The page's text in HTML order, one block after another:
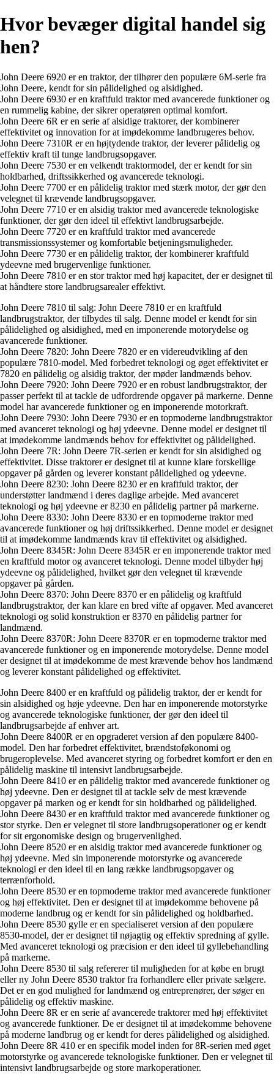
Hvor bevæger digital handel sig
hen?
John Deere 6920 er en traktor, der tilhører den populære 6M-serie fra
John Deere, kendt for sin pålidelighed og alsidighed.
John Deere 6930 er en kraftfuld traktor med avancerede funktioner og
en rummelig kabine, der sikrer operatøren optimal komfort.
John Deere 6R er en serie af alsidige traktorer, der kombinerer
effektivitet og innovation for at imødekomme landbrugeres behov.
John Deere 7310R er en højtydende traktor, der leverer pålidelig og
effektiv kraft til tunge landbrugsopgaver.
John Deere 7530 er en velkendt traktormodel, der er kendt for sin
holdbarhed, driftssikkerhed og avancerede teknologi.
John Deere 7700 er en pålidelig traktor med stærk motor, der gør den
velegnet til krævende landbrugsopgaver.
John Deere 7710 er en alsidig traktor med avancerede teknologiske
funktioner, der gør den ideel til effektivt landbrugsarbejde.
John Deere 7720 er en kraftfuld traktor med avancerede
transmissionssystemer og komfortable betjeningsmuligheder.
John Deere 7730 er en pålidelig traktor, der kombinerer kraftfuld
ydeevne med brugervenlige funktioner.
John Deere 7810 er en stor traktor med høj kapacitet, der er designet til
at håndtere store landbrugsarealer effektivt.
John Deere 7810 til salg: John Deere 7810 er en kraftfuld
landbrugstraktor, der tilbydes til salg. Denne model er kendt for sin
pålidelighed og alsidighed, med en imponerende motorydelse og
avancerede funktioner.
John Deere 7820: John Deere 7820 er en videreudvikling af den
populære 7810-model. Med forbedret teknologi og øget effektivitet er
7820 en pålidelig og alsidig traktor, der møder landmænds behov.
John Deere 7920: John Deere 7920 er en robust landbrugstraktor, der
passer perfekt til at tackle de udfordrende opgaver på markerne. Denne
model har avancerede funktioner og en imponerende motorkraft.
John Deere 7930: John Deere 7930 er en topmoderne landbrugstraktor
med avanceret teknologi og høj ydeevne. Denne model er designet til
at imødekomme landmænds behov for effektivitet og pålidelighed.
John Deere 7R: John Deere 7R-serien er kendt for sin alsidighed og
effektivitet. Disse traktorer er designet til at kunne klare forskellige
opgaver på gården og leverer konstant pålidelighed og ydeevne.
John Deere 8230: John Deere 8230 er en kraftfuld traktor, der
understøtter landmænd i deres daglige arbejde. Med avanceret
teknologi og høj ydeevne er 8230 en pålidelig partner på markerne.
John Deere 8330: John Deere 8330 er en topmoderne traktor med
avancerede funktioner og høj driftssikkerhed. Denne model er designet
til at imødekomme landmænds krav til effektivitet og alsidighed.
John Deere 8345R: John Deere 8345R er en imponerende traktor med
en kraftfuld motor og avanceret teknologi. Denne model tilbyder høj
ydeevne og pålidelighed, hvilket gør den velegnet til krævende
opgaver på gården.
John Deere 8370: John Deere 8370 er en pålidelig og kraftfuld
landbrugstraktor, der kan klare en bred vifte af opgaver. Med avanceret
teknologi og solid konstruktion er 8370 en pålidelig partner for
landmænd.
John Deere 8370R: John Deere 8370R er en topmoderne traktor med
avancerede funktioner og en imponerende motorydelse. Denne model
er designet til at imødekomme de mest krævende behov hos landmænd
og leverer konstant pålidelighed og effektivitet.
John Deere 8400 er en kraftfuld og pålidelig traktor, der er kendt for
sin alsidighed og høje ydeevne. Den har en imponerende motorstyrke
og avancerede teknologiske funktioner, der gør den ideel til
landbrugsarbejde af enhver art.
John Deere 8400R er en opgraderet version af den populære 8400-
model. Den har forbedret effektivitet, brændstoføkonomi og
brugeroplevelse. Med avanceret styring og forbedret komfort er den en
pålidelig maskine til intensivt landbrugsarbejde.
John Deere 8410 er en pålidelig traktor med avancerede funktioner og
høj ydeevne. Den er designet til at tackle selv de mest krævende
opgaver på marken og er kendt for sin holdbarhed og pålidelighed.
John Deere 8430 er en kraftfuld traktor med avancerede funktioner og
stor styrke. Den er velegnet til store landbrugsoperationer og er kendt
for sit ergonomiske design og brugervenlighed.
John Deere 8520 er en alsidig traktor med avancerede funktioner og
høj ydeevne. Med sin imponerende motorstyrke og avancerede
teknologi er den ideel til en lang række landbrugsopgaver og
terrænforhold.
John Deere 8530 er en topmoderne traktor med avancerede funktioner
og høj effektivitet. Den er designet til at imødekomme behovene på
moderne landbrug og er kendt for sin pålidelighed og holdbarhed.
John Deere 8530 gylle er en specialiseret version af den populære
8530-model, der er designet til nøjagtig og effektiv spredning af gylle.
Med avanceret teknologi og præcision er den ideel til gyllebehandling
på markerne.
John Deere 8530 til salg refererer til muligheden for at købe en brugt
eller ny John Deere 8530 traktor fra forhandlere eller private sælgere.
Det er en god mulighed for landmænd og entreprenører, der søger en
pålidelig og effektiv maskine.
John Deere 8R er en serie af avancerede traktorer med høj effektivitet
og avancerede funktioner. De er designet til at imødekomme behovene
på moderne landbrug og er kendt for deres pålidelighed og alsidighed.
John Deere 8R 410 er en specifik model inden for 8R-serien med øget
motorstyrke og avancerede teknologiske funktioner. Den er velegnet til
intensivt landbrugsarbejde og store markoperationer.